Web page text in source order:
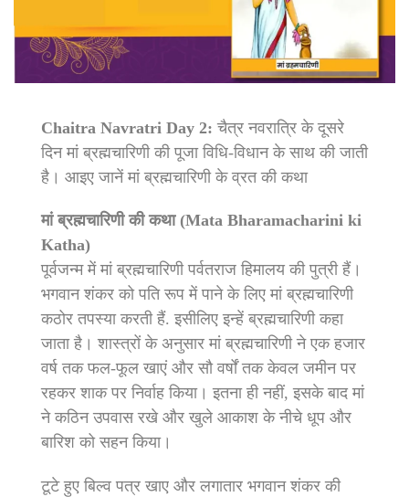
Chaitra Navratri Day 2: चैत्र नवरात्रि के दूसरे
दिन मां ब्रह्मचारिणी की पूजा विधि-विधान के साथ की जाती
है। आइए जानें मां ब्रह्मचारिणी के व्रत की कथा
मां ब्रह्मचारिणी की कथा (Mata Bharamacharini ki
Katha)
पूर्वजन्म में मां ब्रह्मचारिणी पर्वतराज हिमालय की पुत्री हैं।
भगवान शंकर को पति रूप में पाने के लिए मां ब्रह्मचारिणी
कठोर तपस्या करती हैं. इसीलिए इन्हें ब्रह्मचारिणी कहा
जाता है। शास्त्रों के अनुसार मां ब्रह्मचारिणी ने एक हजार
वर्ष तक फल-फूल खाएं और सौ वर्षों तक केवल जमीन पर
रहकर शाक पर निर्वाह किया। इतना ही नहीं, इसके बाद मां
ने कठिन उपवास रखे और खुले आकाश के नीचे धूप और
बारिश को सहन किया।
टूटे हुए बिल्व पत्र खाए और लगातार भगवान शंकर की